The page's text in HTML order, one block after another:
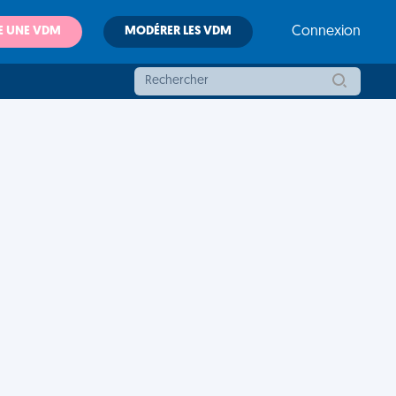
UNE VDM MODÉRER LES VDM Connexion